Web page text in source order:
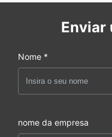
Enviar
Nome *
nome da empresa